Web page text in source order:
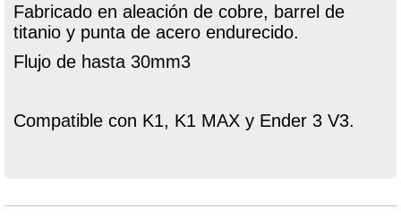
Fabricado en aleación de cobre, barrel de
titanio y punta de acero endurecido.
Flujo de hasta 30mm3
Compatible con K1, K1 MAX y Ender 3 V3.